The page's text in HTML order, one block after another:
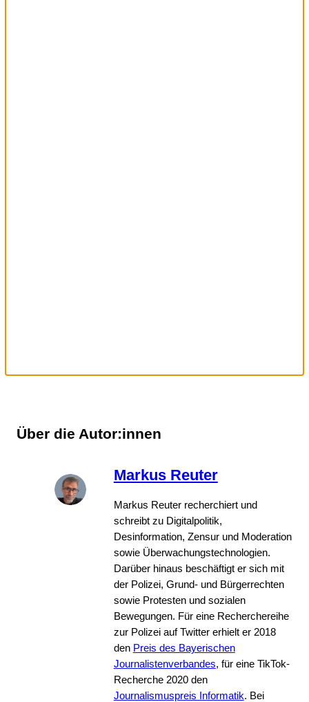
Über die Autor:innen
Markus Reuter
Markus Reuter recherchiert und
schreibt zu Digitalpolitik,
Desinformation, Zensur und Moderation
sowie Überwachungstechnologien.
Darüber hinaus beschäftigt er sich mit
der Polizei, Grund- und Bürgerrechten
sowie Protesten und sozialen
Bewegungen. Für eine Recherchereihe
zur Polizei auf Twitter erhielt er 2018
den Preis des Bayerischen
Journalistenverbandes, für eine TikTok-
Recherche 2020 den
Journalismuspreis Informatik. Bei